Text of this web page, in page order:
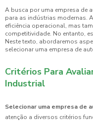
A busca por uma empresa de
para as indústrias modernas.
eficiência operacional, mas
competitividade. No entanto,
Neste texto, abordaremos
selecionar uma empresa de
Critérios Para
Industrial
Selecionar uma empresa de
atenção a diversos critérios